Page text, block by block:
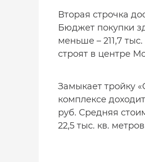
Вторая строчка
Бюджет покупки
меньше – 211,7
строят в центре
Замыкает тройку
комплексе
руб. Средняя
22,5 тыс. кв.